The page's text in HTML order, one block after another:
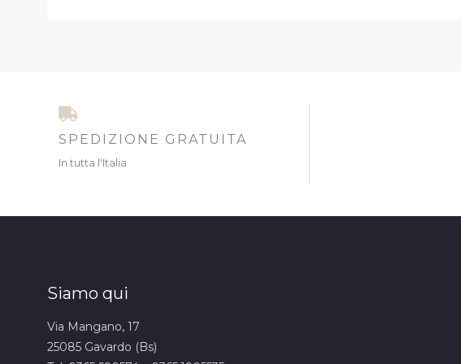
SPEDIZIONE GRATUITA
In tutta l'Italia
Siamo qui
Via Mangano, 17
25085 Gavardo (Bs)